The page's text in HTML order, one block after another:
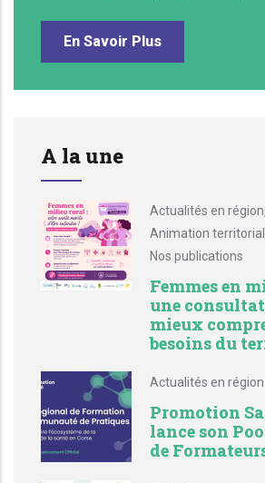
En Savoir Plus
A la une
Actualités en région,
Animation
Nos publications
Femmes en
une
mieux
besoins du
Actualités en région
Promotion
lance son
de